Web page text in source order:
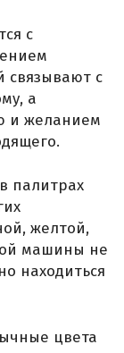
с
связывают с
а
и желанием
палитрах
желтой,
машины не
находиться
цвета